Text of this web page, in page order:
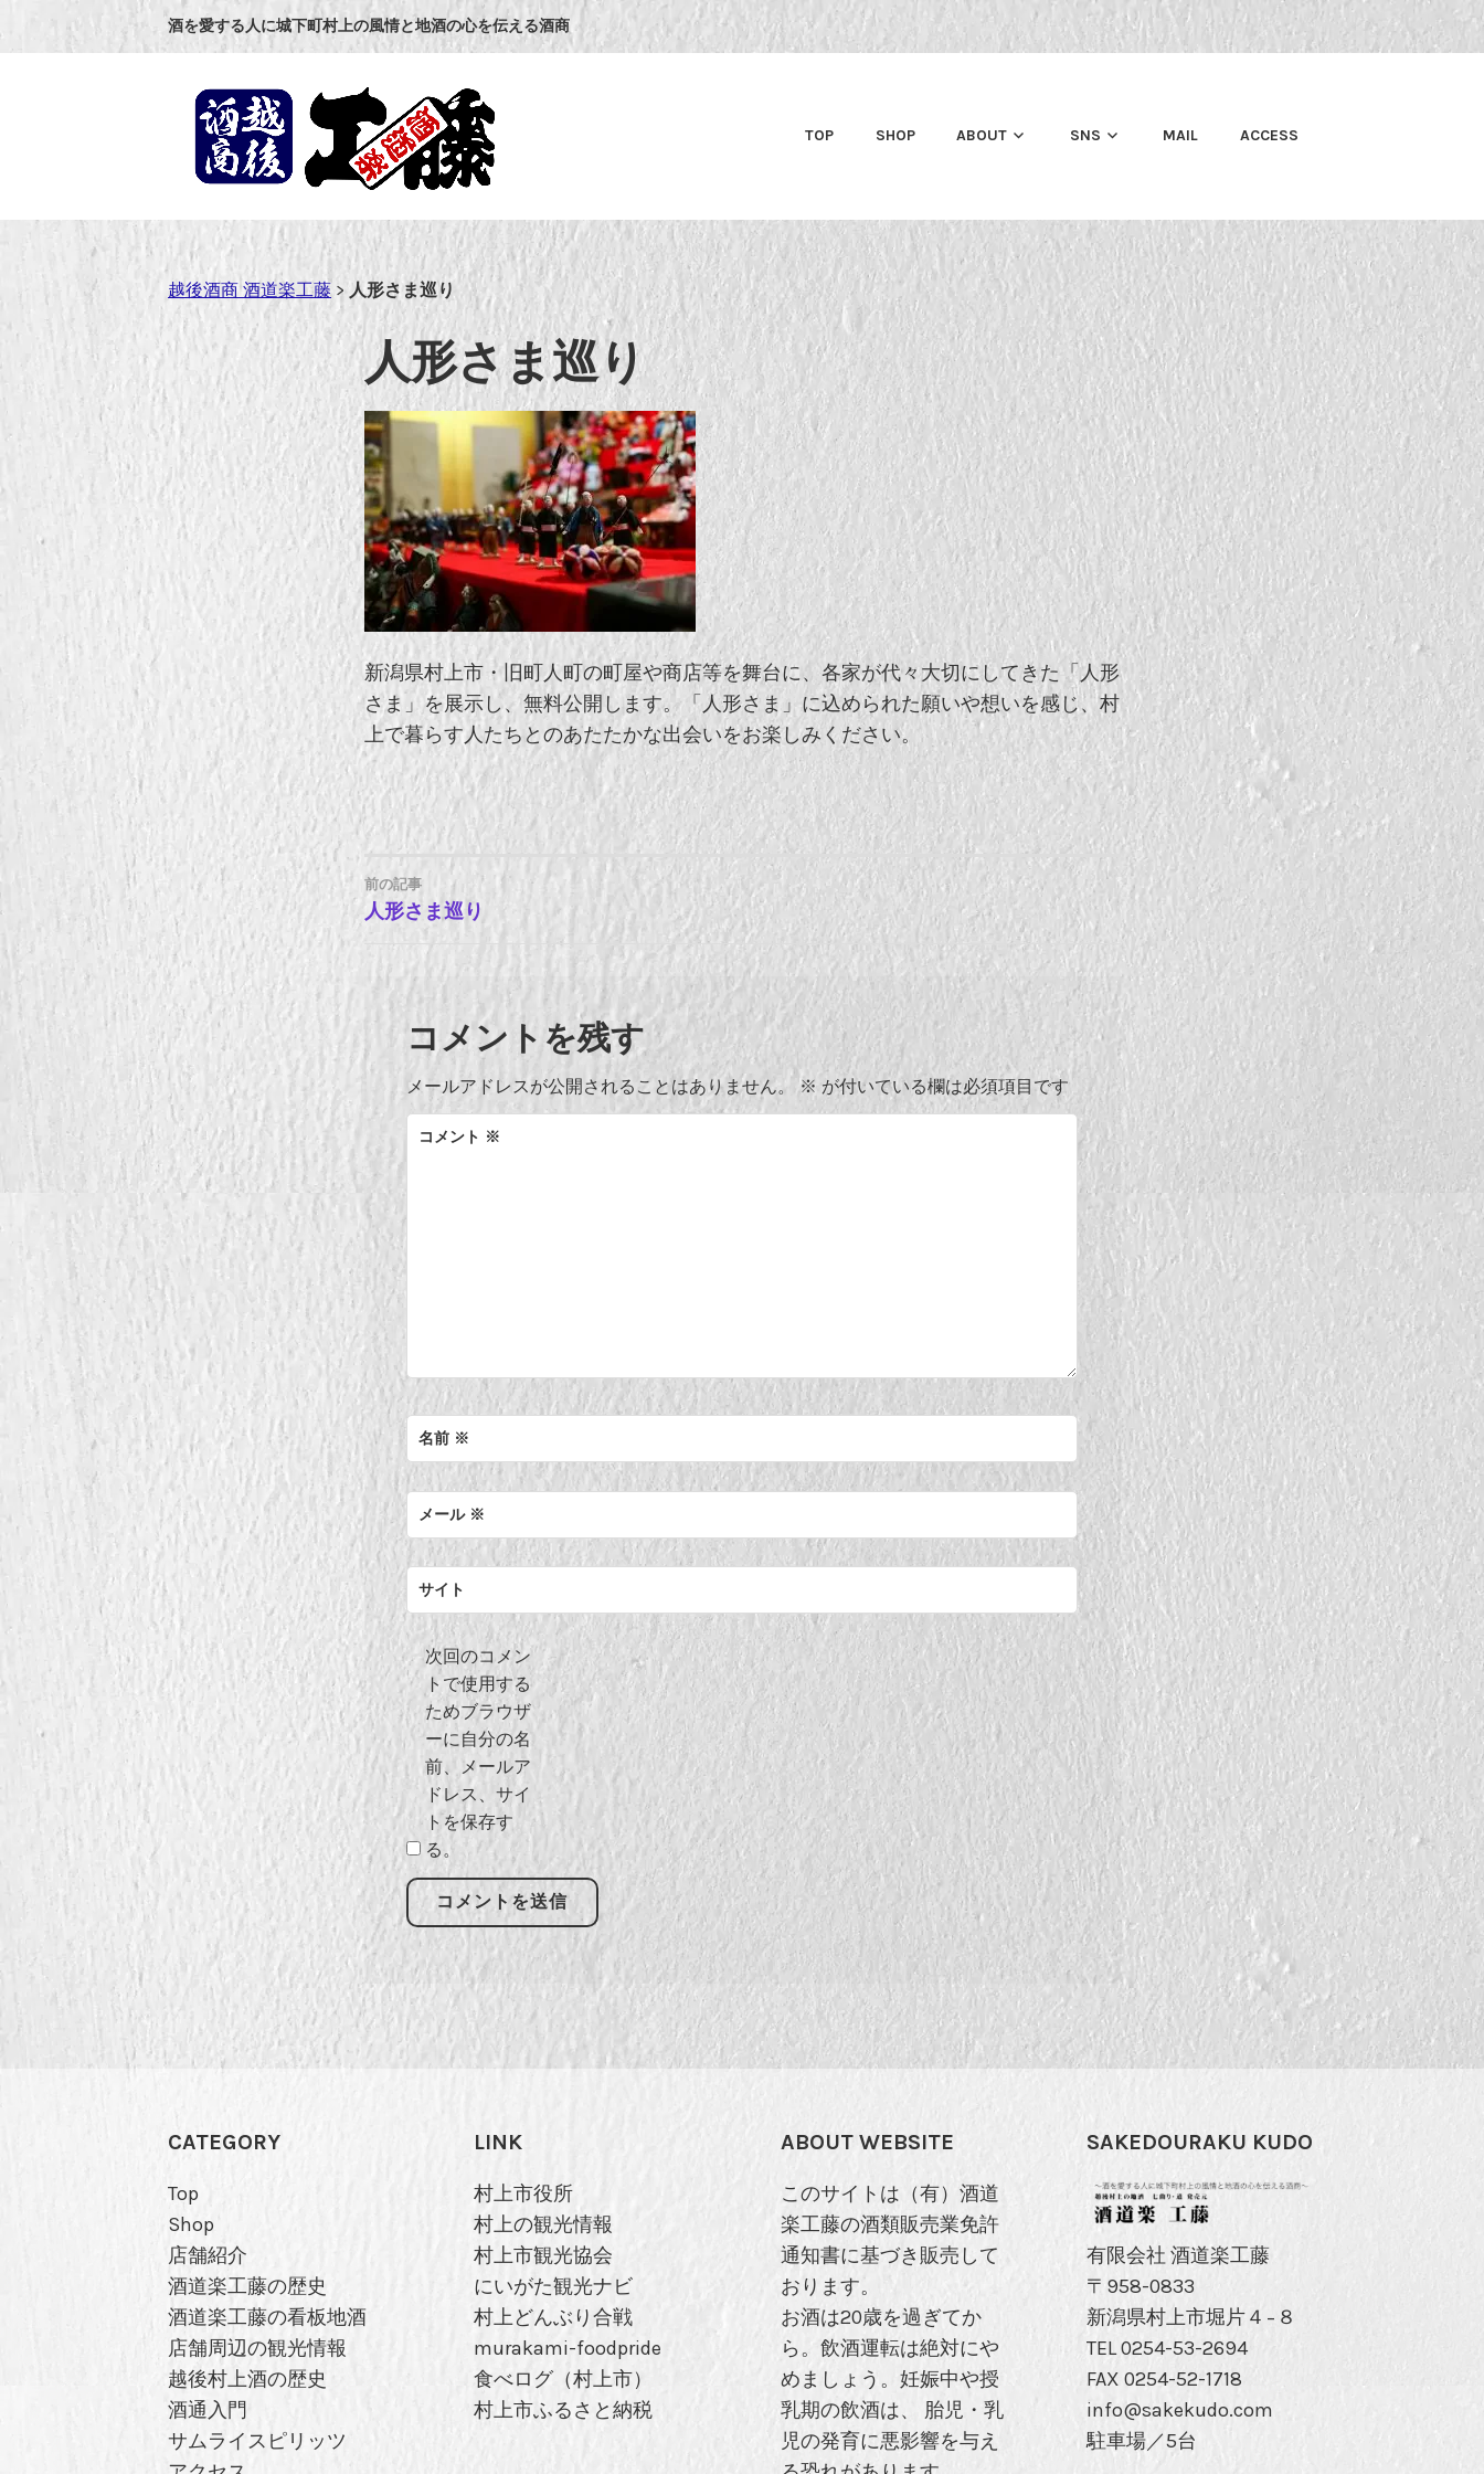
酒を愛する人に城下町村上の風情と地酒の心を伝える酒商
TOP SHOP ABOUT SNS MAIL ACCESS
越後酒商 酒道楽工藤 > 人形さま巡り
人形さま巡り
新潟県村上市・旧町人町の町屋や商店等を舞台に、各家が代々大切にしてきた「人形
さま」を展示し、無料公開します。「人形さま」に込められた願いや想いを感じ、村
上で暮らす人たちとのあたたかな出会いをお楽しみください。
投
稿
ビ
ゲ
ー
シ
ョ
ン
前の記事
人形さま巡り
コメントを残す
メールアドレスが公開されることはありません。 ※ が付いている欄は必須項目です
コメント ※
名前 ※
メール ※
サイト
次回のコメン
トで使用する
ためブラウザ
ーに自分の名
前、メールア
ドレス、サイ
トを保存す
る。
CATEGORY
Top
Shop
店舗紹介
酒道楽工藤の歴史
酒道楽工藤の看板地酒
店舗周辺の観光情報
越後村上酒の歴史
酒通入門
サムライスピリッツ
LINK
村上市役所
村上の観光情報
村上市観光協会
にいがた観光ナビ
村上どんぶり合戦
murakami-foodpride
食べログ（村上市）
村上市ふるさと納税
ABOUT WEBSITE
このサイトは（有）酒道
楽工藤の酒類販売業免許
通知書に基づき販売して
おります。
お酒は20歳を過ぎてか
ら。飲酒運転は絶対にや
めましょう。妊娠中や授
乳期の飲酒は、 胎児・乳
児の発育に悪影響を与え
SAKEDOURAKU KUDO
有限会社 酒道楽工藤
〒958-0833
新潟県村上市堀片４−８
TEL 0254-53-2694
FAX 0254-52-1718
info@sakekudo.com
駐車場／5台